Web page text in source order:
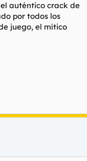
auténtico crack de
por todos los
juego, el mítico